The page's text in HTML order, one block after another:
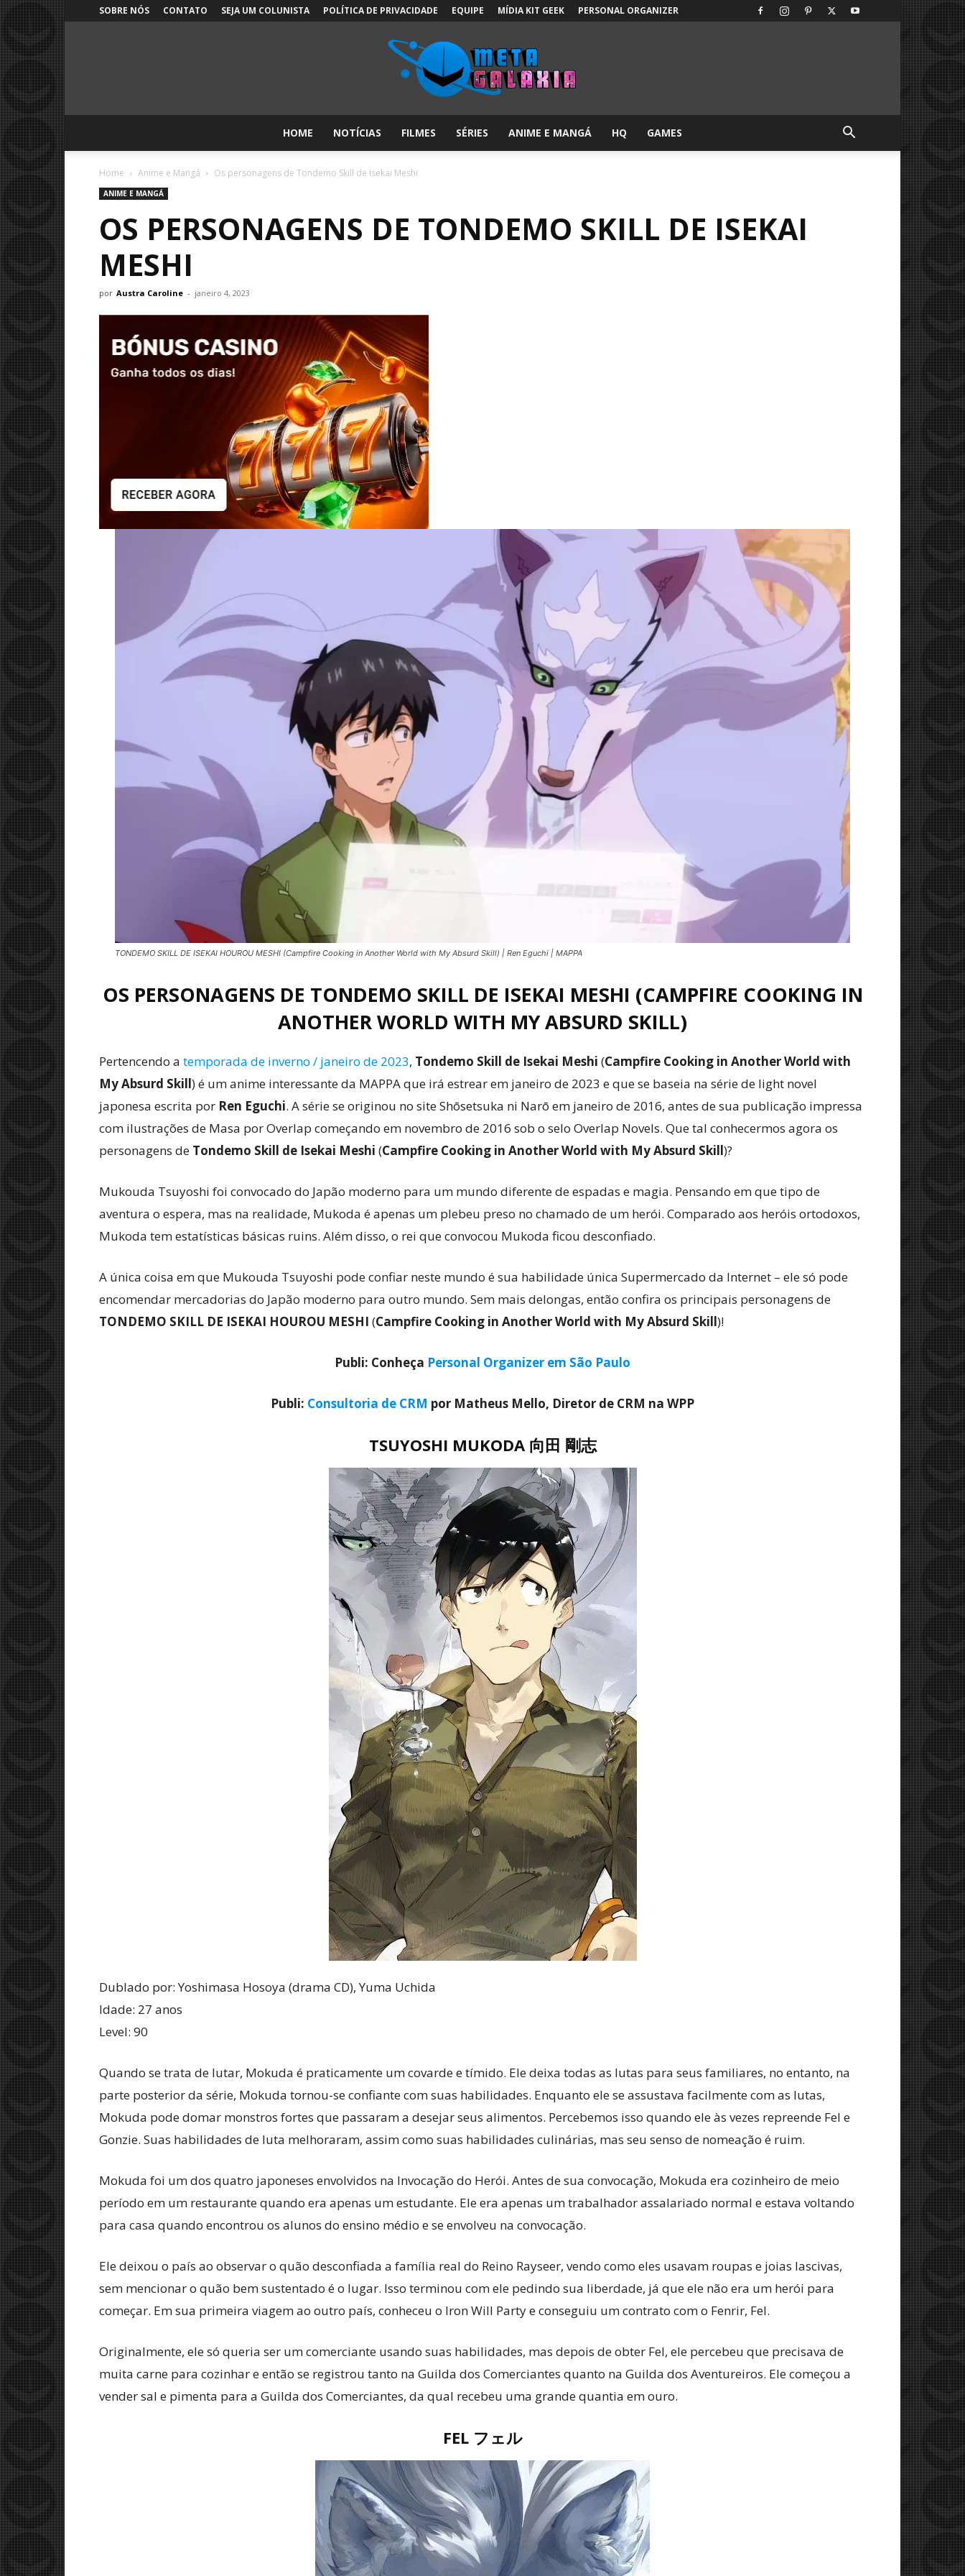
SOBRE NÓS CONTATO SEJA UM COLUNISTA POLÍTICA DE PRIVACIDADE EQUIPE MÍDIA KIT GEEK PERSONAL ORGANIZER
Galáxia:
sobre
Cultura
Pop!
HOME NOTÍCIAS FILMES SÉRIES ANIME E MANGÁ HQ GAMES
Home Anime e Mangá Os personagens de Tondemo Skill de Isekai Meshi
ANIME E MANGÁ
OS PERSONAGENS DE TONDEMO SKILL DE ISEKAI
MESHI
por Austra Caroline - janeiro 4, 2023
TONDEMO SKILL DE ISEKAI HOUROU MESHI (Campfire Cooking in Another World with My Absurd Skill) | Ren Eguchi | MAPPA
OS PERSONAGENS DE TONDEMO SKILL DE ISEKAI MESHI (CAMPFIRE COOKING IN
ANOTHER WORLD WITH MY ABSURD SKILL)
Pertencendo a temporada de inverno / janeiro de 2023, Tondemo Skill de Isekai Meshi (Campfire Cooking in Another World with
My Absurd Skill) é um anime interessante da MAPPA que irá estrear em janeiro de 2023 e que se baseia na série de light novel
japonesa escrita por Ren Eguchi. A série se originou no site Shōsetsuka ni Narō em janeiro de 2016, antes de sua publicação impressa
com ilustrações de Masa por Overlap começando em novembro de 2016 sob o selo Overlap Novels. Que tal conhecermos agora os
personagens de Tondemo Skill de Isekai Meshi (Campfire Cooking in Another World with My Absurd Skill)?
Mukouda Tsuyoshi foi convocado do Japão moderno para um mundo diferente de espadas e magia. Pensando em que tipo de
aventura o espera, mas na realidade, Mukoda é apenas um plebeu preso no chamado de um herói. Comparado aos heróis ortodoxos,
Mukoda tem estatísticas básicas ruins. Além disso, o rei que convocou Mukoda ficou desconfiado.
A única coisa em que Mukouda Tsuyoshi pode confiar neste mundo é sua habilidade única Supermercado da Internet – ele só pode
encomendar mercadorias do Japão moderno para outro mundo. Sem mais delongas, então confira os principais personagens de
TONDEMO SKILL DE ISEKAI HOUROU MESHI (Campfire Cooking in Another World with My Absurd Skill)!
Publi: Conheça Personal Organizer em São Paulo
Publi: Consultoria de CRM por Matheus Mello, Diretor de CRM na WPP
TSUYOSHI MUKODA 向田 剛志
Dublado por: Yoshimasa Hosoya (drama CD), Yuma Uchida
Idade: 27 anos
Level: 90
Quando se trata de lutar, Mokuda é praticamente um covarde e tímido. Ele deixa todas as lutas para seus familiares, no entanto, na
parte posterior da série, Mokuda tornou-se confiante com suas habilidades. Enquanto ele se assustava facilmente com as lutas,
Mokuda pode domar monstros fortes que passaram a desejar seus alimentos. Percebemos isso quando ele às vezes repreende Fel e
Gonzie. Suas habilidades de luta melhoraram, assim como suas habilidades culinárias, mas seu senso de nomeação é ruim.
Mokuda foi um dos quatro japoneses envolvidos na Invocação do Herói. Antes de sua convocação, Mokuda era cozinheiro de meio
período em um restaurante quando era apenas um estudante. Ele era apenas um trabalhador assalariado normal e estava voltando
para casa quando encontrou os alunos do ensino médio e se envolveu na convocação.
Ele deixou o país ao observar o quão desconfiada a família real do Reino Rayseer, vendo como eles usavam roupas e joias lascivas,
sem mencionar o quão bem sustentado é o lugar. Isso terminou com ele pedindo sua liberdade, já que ele não era um herói para
começar. Em sua primeira viagem ao outro país, conheceu o Iron Will Party e conseguiu um contrato com o Fenrir, Fel.
Originalmente, ele só queria ser um comerciante usando suas habilidades, mas depois de obter Fel, ele percebeu que precisava de
muita carne para cozinhar e então se registrou tanto na Guilda dos Comerciantes quanto na Guilda dos Aventureiros. Ele começou a
vender sal e pimenta para a Guilda dos Comerciantes, da qual recebeu uma grande quantia em ouro.
FEL フェル